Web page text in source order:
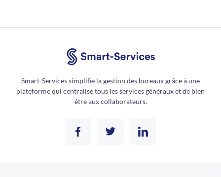
Smart-Services simplifie la gestion des bureaux grâce à une
plateforme qui centralise tous les services généraux et de bien
être aux collaborateurs.